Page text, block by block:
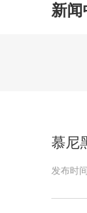
新闻
慕尼
发布时